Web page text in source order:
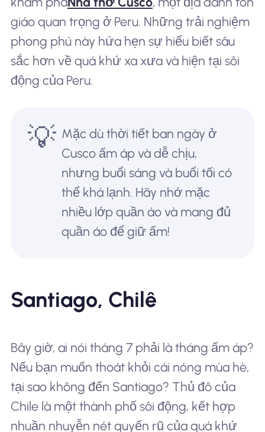
giáo quan trọng ở Peru. Những trải nghiệm
phong phú này hứa hẹn sự hiểu biết sâu
sắc hơn về quá khứ xa xưa và hiện tại sôi
động của Peru.
💡 Mặc dù thời tiết ban ngày ở
Cusco ấm áp và dễ chịu,
nhưng buổi sáng và buổi tối có
thể khá lạnh. Hãy nhớ mặc
nhiều lớp quần áo và mang đủ
quần áo để giữ ấm!
Santiago, Chilê
Bây giờ, ai nói tháng 7 phải là tháng ấm áp?
Nếu bạn muốn thoát khỏi cái nóng mùa hè,
tại sao không đến Santiago? Thủ đô của
Chile là một thành phố sôi động, kết hợp
nhuần nhuyễn nét quyến rũ của quá khứ